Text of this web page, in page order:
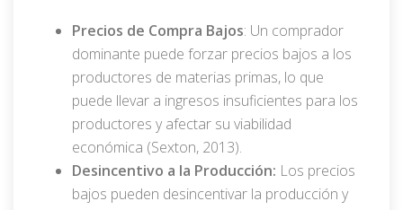
Precios de Compra Bajos: Un comprador
dominante puede forzar precios bajos a los
productores de materias primas, lo que
puede llevar a ingresos insuficientes para los
productores y afectar su viabilidad
económica (Sexton, 2013).
Desincentivo a la Producción: Los precios
bajos pueden desincentivar la producción y